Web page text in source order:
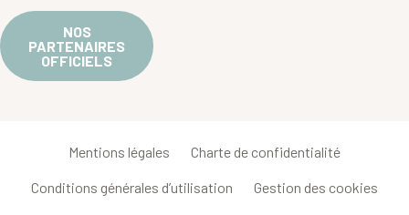
NOS
PARTENAIRES
OFFICIELS
Mentions légales Charte de confidentialité
Conditions générales d’utilisation Gestion des cookies